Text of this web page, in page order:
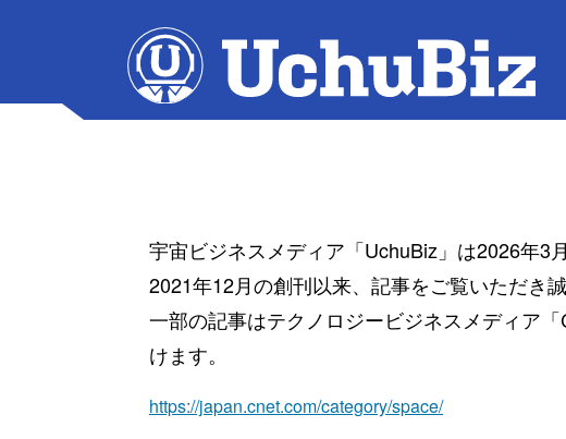
宇宙ビジネスメディア「UchuBiz」は2026年3
2021年12月の創刊以来、記事をご覧いただき
一部の記事はテクノロジービジネスメディア
けます。
https://japan.cnet.com/category/space/